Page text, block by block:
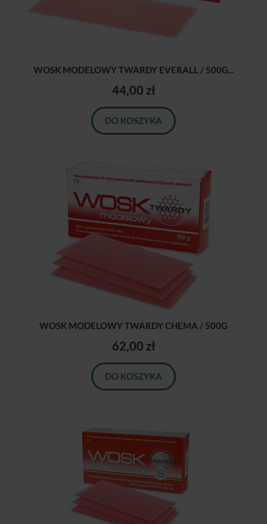
WOSK MODELOWY TWARDY EVERALL / 500G...
44,00 zł
DO KOSZYKA
WOSK MODELOWY TWARDY CHEMA / 500G
62,00 zł
DO KOSZYKA